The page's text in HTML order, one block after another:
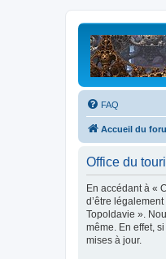
FAQ
Accueil du
Office du
En accédant à «
d’être
Topoldavie ».
même. En effet,
mises à jour.